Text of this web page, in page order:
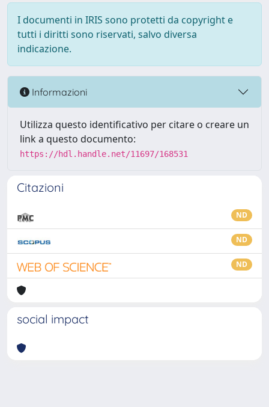
I documenti in IRIS sono protetti da copyright e
tutti i diritti sono riservati, salvo diversa
indicazione.
Informazioni
Utilizza questo identificativo per citare o creare un
link a questo documento:
https://hdl.handle.net/11697/168531
Citazioni
ND
ND
ND
social impact